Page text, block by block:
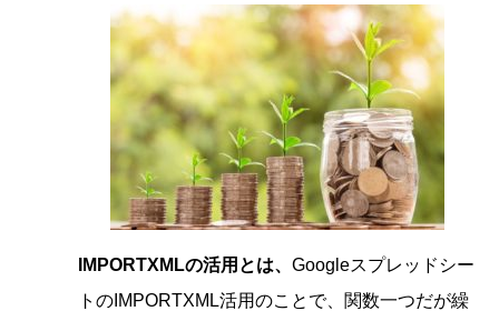
IMPORTXMLの活用とは、 Googleスプレッドシー
トのIMPORTXML活用のことで、関数一つだが繰